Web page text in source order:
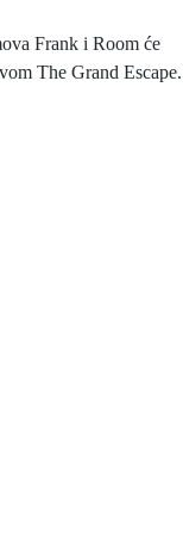
Frank i Room će
The Grand Escape.